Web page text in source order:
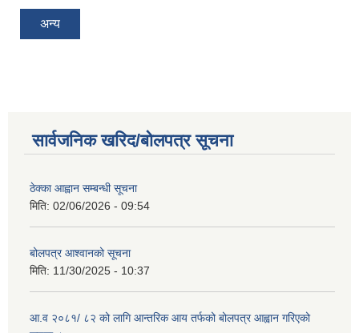
अन्य
सार्वजनिक खरिद/बोलपत्र सूचना
ठेक्का आह्वान सम्बन्धी सूचना
मिति: 02/06/2026 - 09:54
बोलपत्र आश्वानको सूचना
मिति: 11/30/2025 - 10:37
आ.व २०८१/ ८२ को लागि आन्तरिक आय तर्फको बोलपत्र आह्वान गरिएको